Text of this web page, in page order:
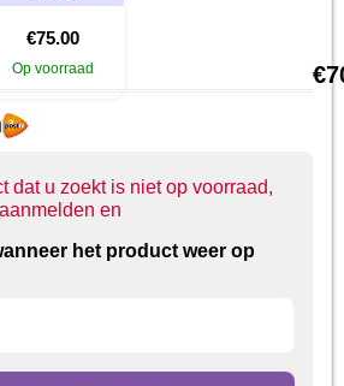
€75.00
Op voorraad €
dat u zoekt is niet op voorraad,
en
het product weer op